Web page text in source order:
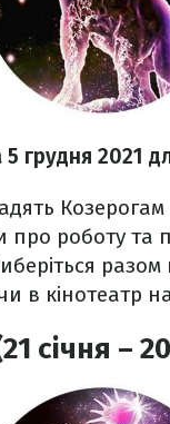
5 грудня 2021
Козерогам
про роботу та
в кінотеатр
січня –